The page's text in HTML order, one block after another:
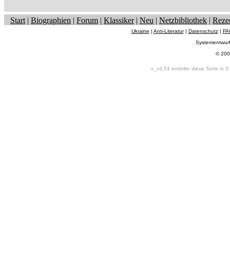
Start | Biographien | Forum | Klassiker| Neu | Netzbibliothek |
Ukraine | Anti-Literatur| Datenschutz|
©
v_v3.53 erstellte diese Seite in